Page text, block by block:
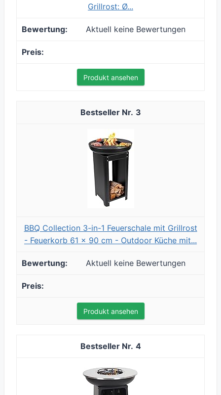
Grillrost: Ø...
Aktuell keine Bewertungen
Produkt ansehen
3
BBQ Collection 3-in-1 Feuerschale mit Grillrost
- Feuerkorb 61 x 90 cm - Outdoor Küche mit...
Aktuell keine Bewertungen
Produkt ansehen
4